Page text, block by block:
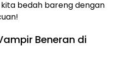
bedah bareng dengan
Beneran di